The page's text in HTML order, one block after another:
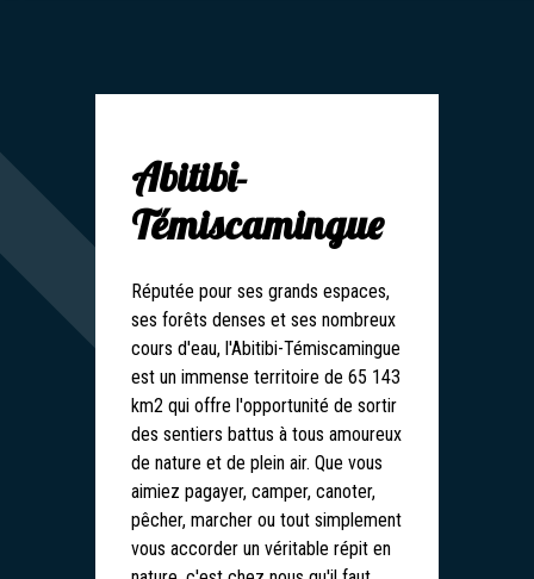
Abitibi-
Témiscamingue
Réputée pour ses grands espaces,
ses forêts denses et ses nombreux
cours d'eau, l'Abitibi-Témiscamingue
est un immense territoire de 65 143
km2 qui offre l'opportunité de sortir
des sentiers battus à tous amoureux
de nature et de plein air. Que vous
aimiez pagayer, camper, canoter,
pêcher, marcher ou tout simplement
vous accorder un véritable répit en